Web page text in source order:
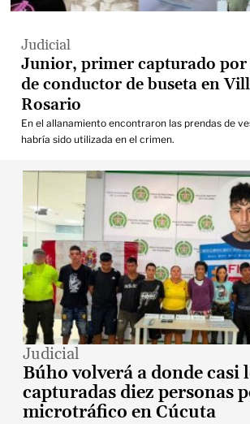
Judicial
Búho volverá a donde casi
capturadas diez personas
microtráfico en Cúcuta
Judicial
Junior, primer capturado por
de conductor de buseta en
Rosario
En el allanamiento encontraron las prendas de
habría sido utilizada en el crimen.